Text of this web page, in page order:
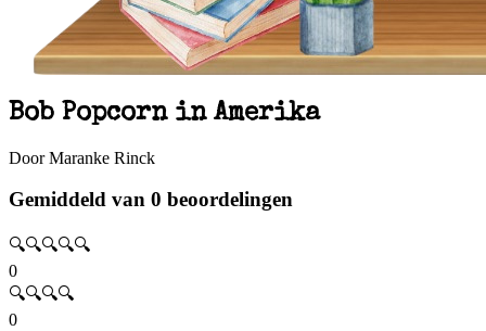
Bob Popcorn in Amerika
Door Maranke Rinck
Gemiddeld van 0 beoordelingen
🔍🔍🔍🔍🔍
0
🔍🔍🔍🔍
0